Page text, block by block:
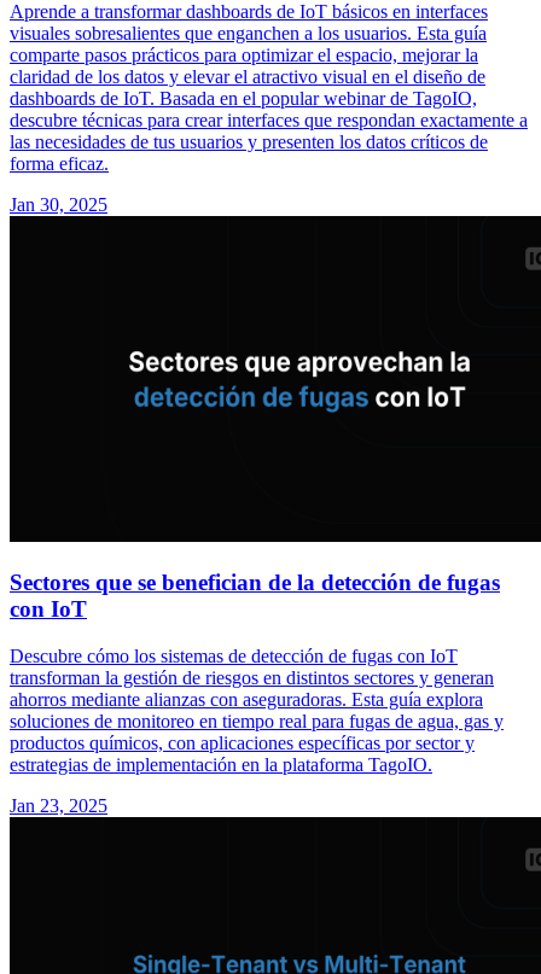
Aprende a transformar dashboards de IoT básicos en interfaces
visuales sobresalientes que enganchen a los usuarios. Esta guía
comparte pasos prácticos para optimizar el espacio, mejorar la
claridad de los datos y elevar el atractivo visual en el diseño de
dashboards de IoT. Basada en el popular webinar de TagoIO,
descubre técnicas para crear interfaces que respondan exactamente a
las necesidades de tus usuarios y presenten los datos críticos de
forma eficaz.
Jan 30, 2025
Sectores que se benefician de la detección de fugas
con IoT
Descubre cómo los sistemas de detección de fugas con IoT
transforman la gestión de riesgos en distintos sectores y generan
ahorros mediante alianzas con aseguradoras. Esta guía explora
soluciones de monitoreo en tiempo real para fugas de agua, gas y
productos químicos, con aplicaciones específicas por sector y
estrategias de implementación en la plataforma TagoIO.
Jan 23, 2025